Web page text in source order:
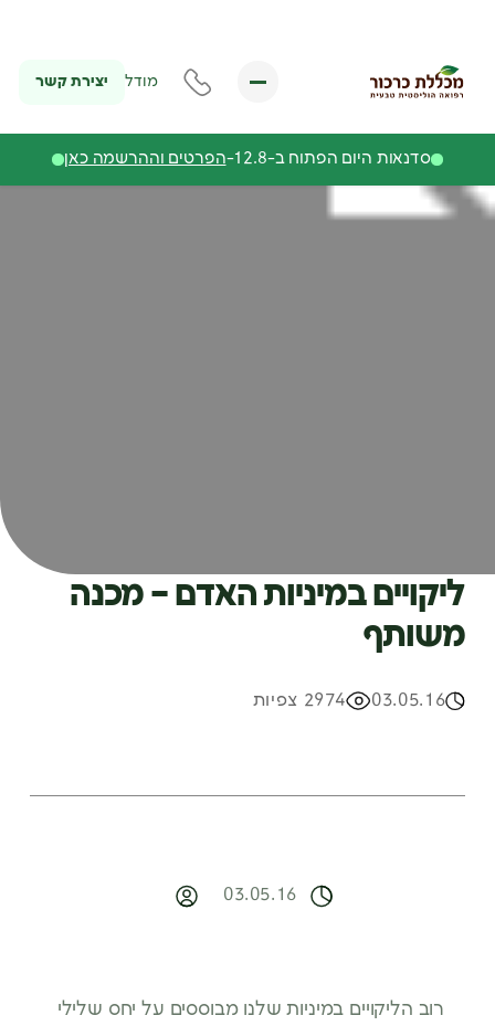
מודל יצירת קשר
סדנאות היום הפתוח ב-12.8- הפרטים וההרשמה כאן
ליקויים במיניות האדם – מכנה
משותף
03.05.16 2974 צפיות
03.05.16
רוב הליקויים במיניות שלנו מבוססים על יחס שלילי